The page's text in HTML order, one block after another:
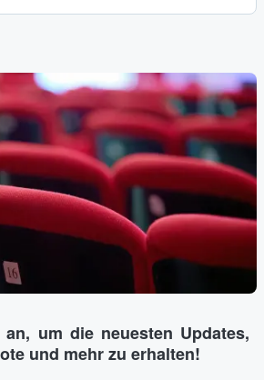
um die neuesten Updates,
und mehr zu erhalten!